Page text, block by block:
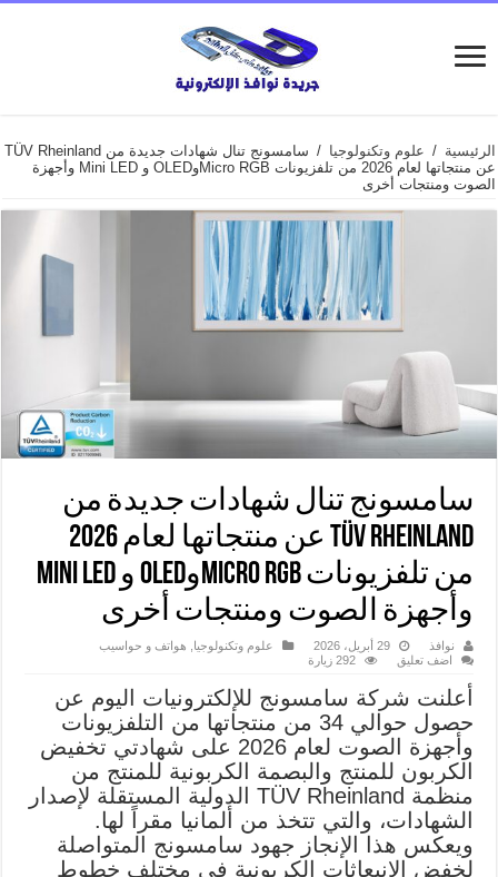
الرئيسية / علوم وتكنولوجيا /
سامسونج تنال شهادات جديدة من TÜV Rheinland
عن منتجاتها لعام 2026 من تلفزيونات Micro RGBوOLED و Mini LED وأجهزة
الصوت ومنتجات أخرى
سامسونج تنال شهادات جديدة من
TÜV Rheinland عن منتجاتها لعام 2026
من تلفزيونات Micro RGBوOLED و Mini LED
وأجهزة الصوت ومنتجات أخرى
نوافذ 29 أبريل، 2026 علوم وتكنولوجيا
هواتف و حواسيب
اضف تعليق
292 زيارة
أعلنت شركة سامسونج للإلكترونيات اليوم عن
حصول حوالي 34 من منتجاتها من التلفزيونات
وأجهزة الصوت لعام 2026 على شهادتي تخفيض
الكربون للمنتج والبصمة الكربونية للمنتج من
منظمة TÜV Rheinland الدولية المستقلة لإصدار
الشهادات، والتي تتخذ من ألمانيا مقراً لها.
ويعكس هذا الإنجاز جهود سامسونج المتواصلة
لخفض الانبعاثات الكربونية في مختلف خطوط